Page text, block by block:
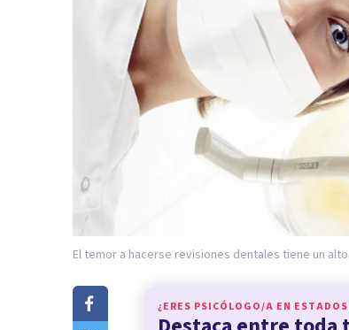
El temor a hacerse revisiones dentales tiene un
¿ERES PSICÓLOGO/A EN